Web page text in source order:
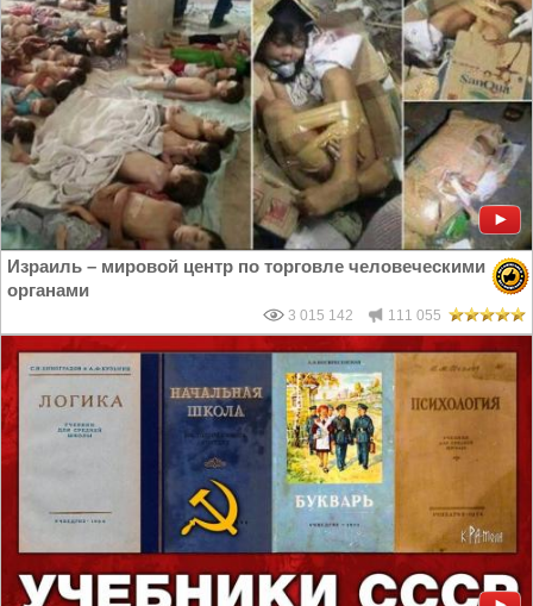
Израиль – мировой центр по торговле человеческими
органами
3 015 142 111 055